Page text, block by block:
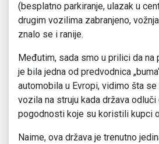
(besplatno parkiranje, ulazak u
drugim vozilima zabranjeno,
znalo se i ranije.
Međutim, sada smo u prilici da na
je bila jedna od predvodnica
automobila u Evropi, vidimo šta
vozila na struju kada država odluči
pogodnosti koje su koristili kupci
Naime, ova država je trenutno